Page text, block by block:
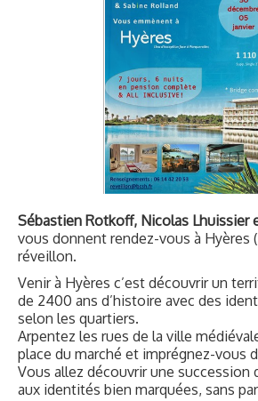
Sébastien Rotkoff, Nicolas Lhuissier
vous donnent rendez-vous à Hyères
réveillon.
Venir à Hyères c’est découvrir un
de 2400 ans d’histoire avec des
selon les quartiers.
Arpentez les rues de la ville
place du marché et imprégnez-vous
Vous allez découvrir une succession
aux identités bien marquées, sans